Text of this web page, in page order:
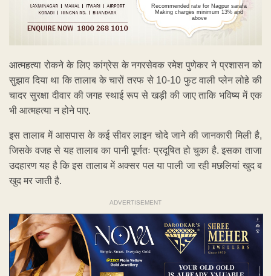
Recommended rate for Nagpur sarafa
Making charges minimum 13% and
above
आत्महत्या रोकने के लिए कांग्रेस के नगरसेवक रमेश पुणेकर ने प्रशासन को
सुझाव दिया था कि तालाब के चारों तरफ से 10-10 फुट वाली प्लेन लोहे की
चादर सुरक्षा दीवार की जगह स्थाई रूप से खड़ी की जाए ताकि भविष्य में एक
भी आत्महत्या न होने पाए.
इस तालाब में आसपास के कई सीवर लाइन चोदे जाने की जानकारी मिली है,
जिसके वजह से यह तालाब का पानी पूर्णतः प्रदूषित हो चुका है. इसका ताजा
उदहारण यह है कि इस तालाब में अक्सर पल या पाली जा रही मछलियां खुद ब
खुद मर जाती है.
ADVERTISEMENT